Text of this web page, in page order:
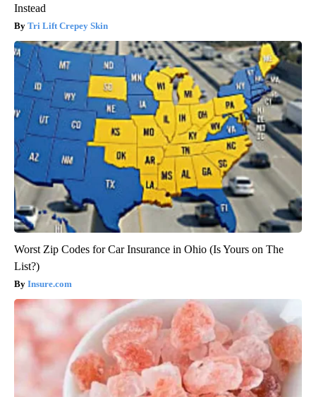
Instead
Tri Lift Crepey Skin
Worst Zip Codes for Car Insurance in Ohio (Is Yours on The
List?)
Insure.com